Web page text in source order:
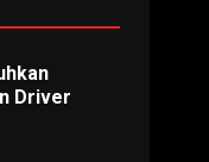
Driver